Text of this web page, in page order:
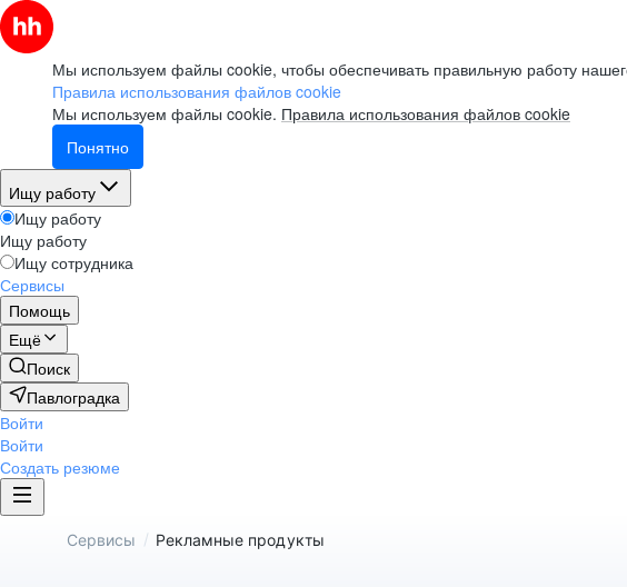
Мы используем файлы cookie, чтобы обеспечивать правильную работу
Правила использования файлов cookie
Мы используем файлы cookie. Правила использования файлов cookie
Понятно
Ищу работу
Ищу работу
Ищу работу
Ищу сотрудника
Сервисы
Помощь
Ещё
Поиск
Павлоградка
Войти
Войти
Создать резюме
Сервисы / Рекламные продукты